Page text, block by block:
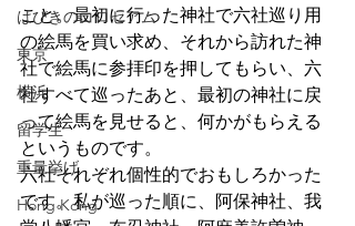
はびきのコロセアム
東京
横浜
留学生
重量挙げ
Hong Kong
こと。最初に行った神社で六社巡り用
の絵馬を買い求め、それから訪れた神
社で絵馬に参拝印を押してもらい、六
社すべて巡ったあと、最初の神社に戻
って絵馬を見せると、何かがもらえる
というものです。
六社それぞれ個性的でおもしろかった
です。私が巡った順に、阿保神社、我